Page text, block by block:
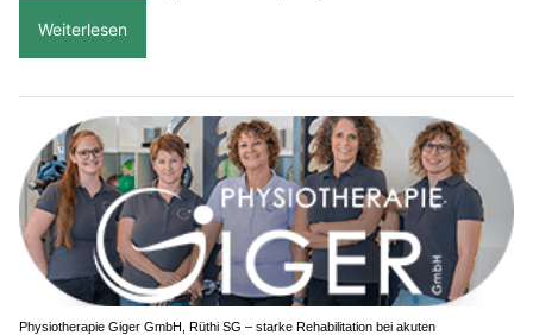
Weiterlesen
Physiotherapie Giger GmbH, Rüthi SG – starke Rehabilitation bei akuten